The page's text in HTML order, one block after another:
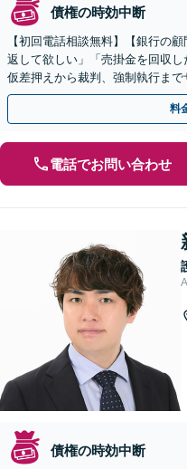
債権の時効中断
【初回電話相談無料】【銀行の
返して欲しい」「売掛金を回収し
仮差押えから裁判、強制執行ま
個室】【大阪天満宮駅すぐ】
料
電話でお問い合わせ
債権の時効中断